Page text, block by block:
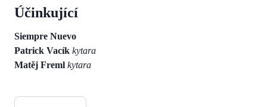
Účinkující
Siempre Nuevo
Patrick Vacík kytara
Matěj Freml kytara